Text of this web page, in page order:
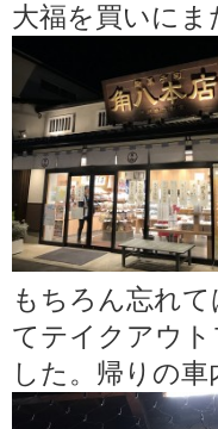
大福を買いにま
もちろん忘れ
てテイクアウ
した。帰りの